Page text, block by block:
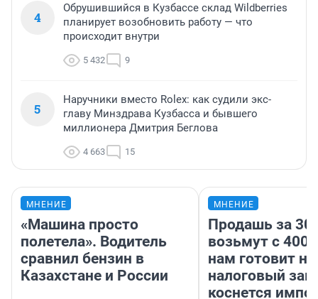
4
Обрушившийся в Кузбассе склад Wildberries
планирует возобновить работу — что
происходит внутри
5 432 9
5
Наручники вместо Rolex: как судили экс-
главу Минздрава Кузбасса и бывшего
миллионера Дмитрия Беглова
4 663 15
МНЕНИЕ
«Машина просто
полетела». Водитель
сравнил бензин в
Казахстане и России
МНЕНИЕ
Продашь за
возьмут с
нам готовит
налоговый
коснется